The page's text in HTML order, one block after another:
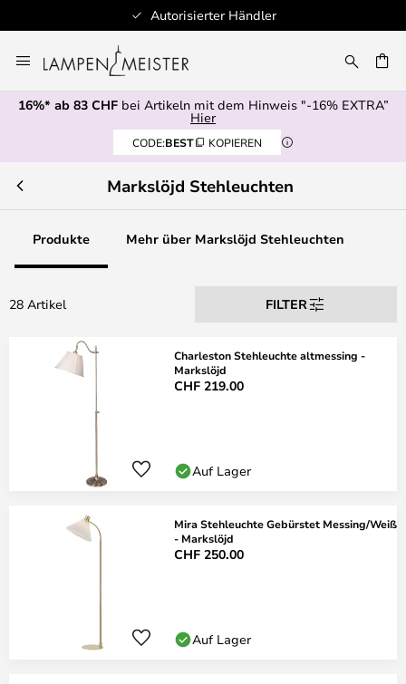
Autorisierter Händler
Inhalt
springen
16%* ab 83 CHFbei Artikeln mit dem Hinweis "-16% EXTRA”
Hier
CODE:BEST KOPIEREN
Markslöjd Stehleuchten
Produkte Mehr über Markslöjd Stehleuchten
28 Artikel FILTER
Charleston Stehleuchte altmessing -
Markslöjd
CHF 219.00
Auf Lager
Mira Stehleuchte Gebürstet Messing/Weiß
- Markslöjd
CHF 250.00
Auf Lager